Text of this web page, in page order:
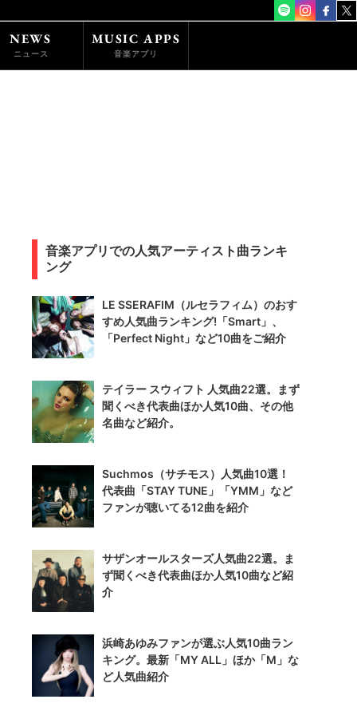
NEWS
ニュース
MUSIC APPS
音楽アプリ
音楽アプリでの人気アーティスト曲ランキ
ング
LE SSERAFIM（ルセラフィム）のおす
すめ人気曲ランキング!「Smart」、
「Perfect Night」など10曲をご紹介
テイラー スウィフト 人気曲22選。まず
聞くべき代表曲ほか人気10曲、その他
名曲など紹介。
Suchmos（サチモス）人気曲10選！
代表曲「STAY TUNE」「YMM」など
ファンが聴いてる12曲を紹介
サザンオールスターズ人気曲22選。ま
ず聞くべき代表曲ほか人気10曲など紹
介
浜崎あゆみファンが選ぶ人気10曲ラン
キング。最新「MY ALL」ほか「M」な
ど人気曲紹介